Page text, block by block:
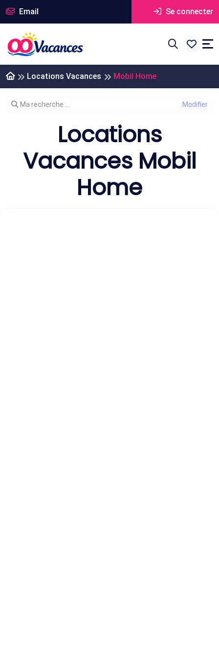
Email Se connecter
Locations Vacances Mobil Home
Modifier votre recherche
Ma recherche ...
Locations
Vacances Mobil
Home